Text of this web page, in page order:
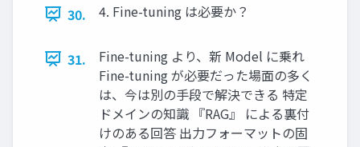
30. 4. Fine-tuning は必要か？
31.
Fine-tuning より、新 Model に乗れ
Fine-tuning が必要だった場面の多く
は、今は別の手段で解決できる 特定
ドメインの知識 『RAG』 による裏付
けのある回答 出力フォーマットの固